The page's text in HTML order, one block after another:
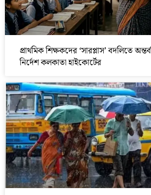
প্রাথমিক শিক্ষকদের ‘সারপ্লাস’ বদলিতে
নির্দেশ কলকাতা হাইকোর্টের